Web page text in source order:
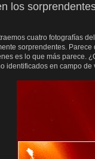
los
cuatro fotografías
sorprendentes.
es lo que más parece.
identificados en campo